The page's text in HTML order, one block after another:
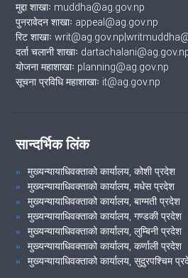
मुद्दा शाखाः muddha@ag.gov.np
पुनरावेदन शाखाः appeal@ag.gov.np
रिट शाखाः
दर्ता चलानी शाखाः
योजना महाशाखाः planning@ag.gov.np
सूचना प्रविधि महाशाखाः it@ag.gov.np
सान्दर्भिक लिंक
मुख्यन्यायाधिवक्ताको कार्यालय, कोशी प्रदेश
मुख्यन्यायाधिवक्ताको कार्यालय, मधेस प्रदेश
मुख्यन्यायाधिवक्ताको कार्यालय, बाग्मती प्रदेश
मुख्यन्यायाधिवक्ताको कार्यालय, गण्डकी प्रदेश
मुख्यन्यायाधिवक्ताको कार्यालय, लुम्बिनी प्रदेश
मुख्यन्यायाधिवक्ताको कार्यालय, कर्णाली प्रदेश
मुख्यन्यायाधिवक्ताको कार्यालय, सुदुरपश्चिम